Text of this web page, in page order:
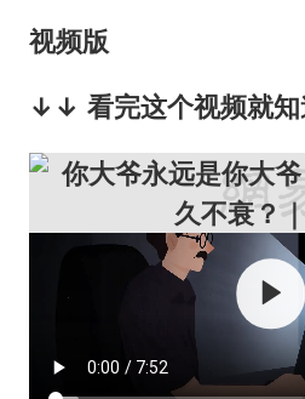
视频版
↓↓ 看完这个视频就